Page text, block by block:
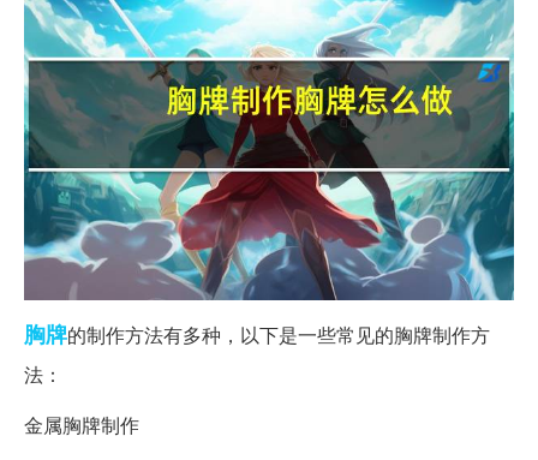
胸牌的制作方法有多种，以下是一些常见的胸牌制作方
法：
金属胸牌制作